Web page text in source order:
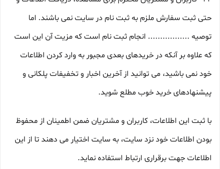
حتی ثبت سفارش ملزم به ثبت نام در سایت نمی باشند. اما
توصیه ................. انجام ثبت نام است که مزیت آن این است
که علاوه بر آنکه در خریدهای بعدی مجبور به وارد کردن اطلاعات
خود نمی باشید، می توانید از آخرین اخبار و تخفیفات پلکانی و
پیشنهادهای خرید خوب مطلع شوید.
با ثبت این اطلاعات، کاربران و مشتریان ضمن اطمینان از محفوظ
بودن اطلاعات خود نزد سایت، به سایت اختیار می دهند تا از این
اطلاعات جهت برقراری ارتباط استفاده نماید.